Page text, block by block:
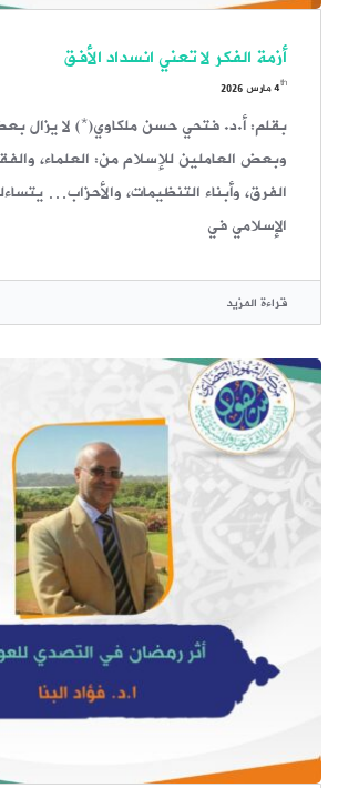
أزمة الفكر لا تعني انسداد الأفق
4th مارس 2026
بقلم: أ.د. فتحي حسن ملكاوي(*) لا يزال
وبعض العاملين للإسلام من: العلماء،
الفرق، وأبناء التنظيمات، والأحزاب…
الإسلامي في
قراءة المزيد